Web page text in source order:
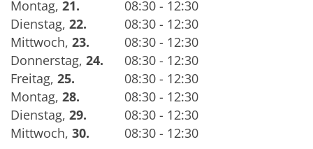
Montag, 21.
08:30 - 12:30
Dienstag, 22.
08:30 - 12:30
Mittwoch, 23.
08:30 - 12:30
Donnerstag, 24.
08:30 - 12:30
Freitag, 25.
08:30 - 12:30
Montag, 28.
08:30 - 12:30
Dienstag, 29.
08:30 - 12:30
Mittwoch, 30.
08:30 - 12:30